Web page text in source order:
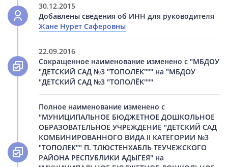
30.12.2015
Добавлены сведения об ИНН для руководителя
Жане Нурет Саферовны
22.09.2016
Сокращенное наименование изменено с "МБДОУ
"ДЕТСКИЙ САД №3 "ТОПОЛЕК""" на "МБДОУ
"ДЕТСКИЙ САД №3 "ТОПОЛЁК"""
Полное наименование изменено с
"МУНИЦИПАЛЬНОЕ БЮДЖЕТНОЕ ДОШКОЛЬНОЕ
ОБРАЗОВАТЕЛЬНОЕ УЧРЕЖДЕНИЕ "ДЕТСКИЙ САД
КОМБИНИРОВАННОГО ВИДА II КАТЕГОРИИ №3
"ТОПОЛЕК"" П. ТЛЮСТЕНХАБЛЬ ТЕУЧЕЖСКОГО
РАЙОНА РЕСПУБЛИКИ АДЫГЕЯ" на